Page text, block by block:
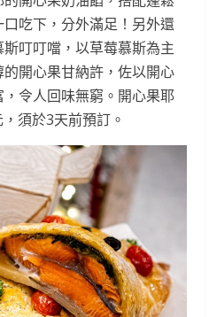
吃下，分外滿足！另外還
叮叮噹，以草莓慕斯為主
開心果甘納許，佐以開心
令人回味無窮。開心果耶
須於3天前預訂。